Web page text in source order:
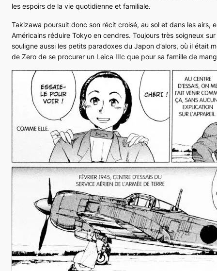
les espoirs de la vie quotidienne et familiale.
Takizawa poursuit donc son récit croisé, au sol et dans les airs,
Américains réduire Tokyo en cendres. Toujours très soigneux
souligne aussi les petits paradoxes du Japon d’alors, où il était
de Zero de se procurer un Leica IIIc que pour sa famille de